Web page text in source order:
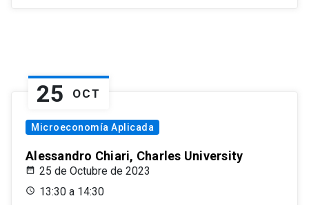
25 OCT
Microeconomía Aplicada
Alessandro Chiari, Charles University
25 de Octubre de 2023
13:30 a 14:30